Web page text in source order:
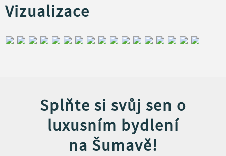
Vizualizace
Splňte si svůj sen o
luxusním bydlení
na Šumavě!